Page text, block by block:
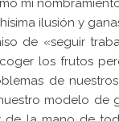
mi
ilusión y
de «seguir
los frutos
de
modelo de